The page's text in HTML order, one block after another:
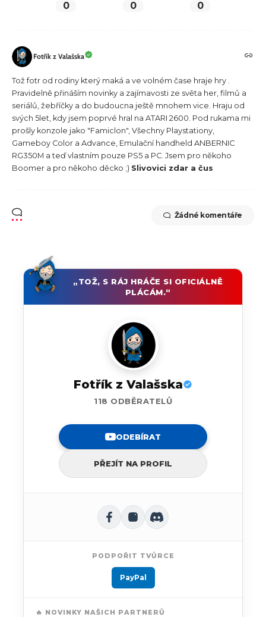
0 0 0
Fotřík z Valašska
Tož fotr od rodiny který maká a ve volném čase hraje hry .
Pravidelně přináším novinky a zajímavosti ze světa her, filmů a
seriálů, žebříčky a do budoucna ještě mnohem vice. Hraju od
svých 5let, kdy jsem poprvé hral na ATARI 2600. Pod rukama mi
prošly konzole jako "Famiclon", Všechny Playstationy,
Gameboy Color a Advance, Emulační handheld ANBERNIC
RG350M a teď vlastním pouze PS5 a PC. Jsem pro někoho
Boomer a pro někoho děcko ;) Slivovici zdar a čus
Žádné komentáře
„TOŽ, S RÁJ HRÁČE SI OFICIÁLNĚ
PLÁCÁM.“
Fotřík z Valašska
118 ODBĚRATELŮ
ODEBÍRAT
PŘEJÍT NA PROFIL
PODPOŘIT TVŮRCE
PayPal
🔥 NOVINKY NAŠICH PARTNERŮ